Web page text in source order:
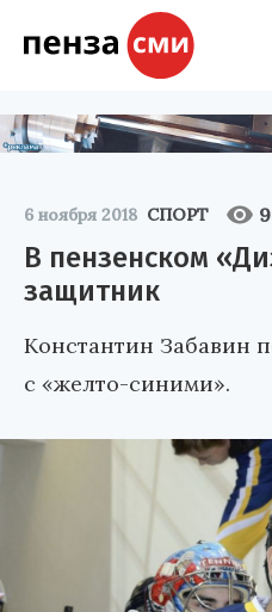
6 ноября 2018 СПОРТ
В пензенском
защитник
Константин Забавин
c «желто-синими».